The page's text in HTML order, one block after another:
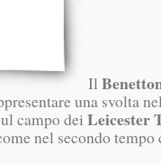
Il
una svolta
campo dei Leicester
nel secondo